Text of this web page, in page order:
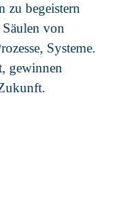
zu begeistern
von
Systeme.
gewinnen